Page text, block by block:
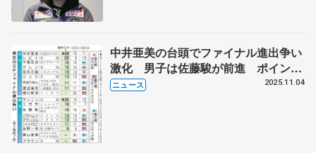
中井亜美の台頭でファイナル進出争い
激化 男子は佐藤駿が前進 ポイント
表とともにGP前半3戦を振り返る
ニュース 2025.11.04